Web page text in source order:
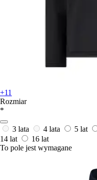
+11
Rozmiar
*
3 lata 4 lata 5 lat
14 lat
16 lat
To pole jest wymagane